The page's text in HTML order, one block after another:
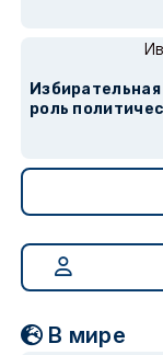
роль
В мире